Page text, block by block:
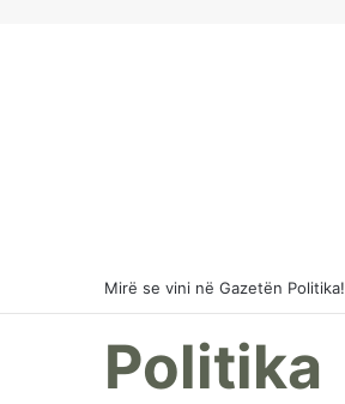
Mirë se vini në Gazetën Politika!
Politika